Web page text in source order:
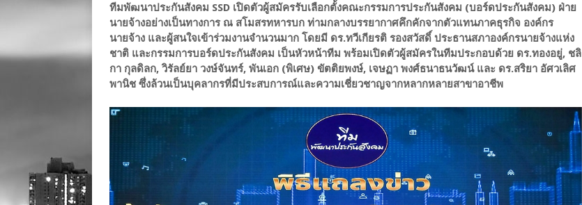
ทีมพัฒนาประกันสังคม SSD เปิดตัวผู้สมัครรับเลือกตั้งคณะกรรมการประกันสังคม (บอร์ดประกันสังคม) ฝ่าย
นายจ้างอย่างเป็นทางการ ณ สโมสรทหารบก ท่ามกลางบรรยากาศคึกคักจากตัวแทนภาคธุรกิจ องค์กร
นายจ้าง และผู้สนใจเข้าร่วมงานจำนวนมาก โดยมี ดร.ทวีเกียรติ รองสวัสดิ์ ประธานสภาองค์กรนายจ้างแห่ง
ชาติ และกรรมการบอร์ดประกันสังคม เป็นหัวหน้าทีม พร้อมเปิดตัวผู้สมัครในทีมประกอบด้วย ดร.ทองอยู่, ชลิ
กา กุลดิลก, วิรัลย์ยา วงษ์จันทร์, พันเอก (พิเศษ) ขัตติยพงษ์, เจษฏา พงศ์ธนาธนวัฒน์ และ ดร.สริยา อัศวเลิศ
พานิช ซึ่งล้วนเป็นบุคลากรที่มีประสบการณ์และความเชี่ยวชาญจากหลากหลายสาขาอาชีพ